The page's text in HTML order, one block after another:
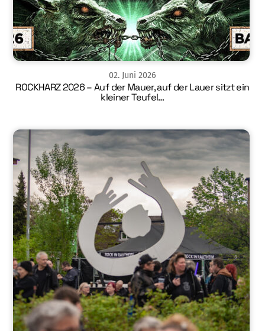
02. Juni 2026
ROCKHARZ 2026 – Auf der Mauer, auf der Lauer sitzt ein
kleiner Teufel…